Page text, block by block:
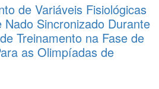
de Variáveis Fisiológicas
Sincronizado Durante
Treinamento na Fase de
as Olimpíadas de